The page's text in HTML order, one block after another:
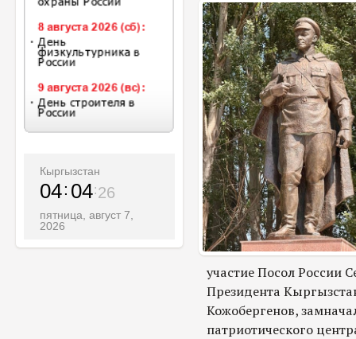
Кыргызстан
04 04 28
пятница, август 7,
2026
участие Посол России
Президента
Кожобергенов,
патриотического